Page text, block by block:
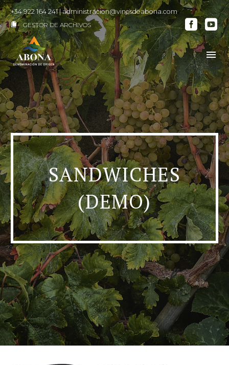
+34 922 164 241|administracion@vinosdeabona.com
 GESTOR DE ARCHIVOS
SANDWICHES
(DEMO)